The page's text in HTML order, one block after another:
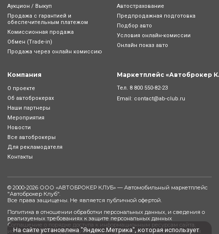
На сайте установлена "Яндекс.Метрика", которая использует
Аукцион / Выкуп
Продажа с гарантией и
обеспечительным платежом
Комиссионная продажа
Обмен (Trade-in)
Продажа через онлайн комиссию
Автострахование
Предпродажная подготовка
Подбор авто
Условия онлайн-комиcсии
Онлайн показ авто
Компания
О проекте
Об автоброкерах
Наши партнеры
Мероприятия
Новости
Все автоброкеры
Для рекламодателя
Контакты
Маркетплейс «Автоброкер
Тел. 8 800 550-82-23
Email: contact@ab-club.ru
© 2000-2026 ООО «АВТОБРОКЕР КЛУБ» — Автомобильный маркетплейс
"Автоброкер Клуб".
Все права защищены. Не является публичной офертой.
Политика в отношении обработки персональных данных, и сведения о
реализуемых требованиях к защите персональных данных
Соглашение о порядке доступа к информационным ресурсам сайта,
использования информации сайта, и предоставления пользователем